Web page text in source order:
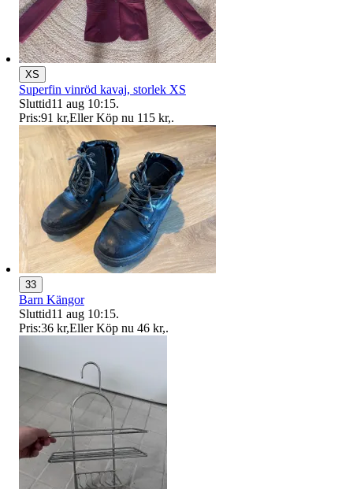
XS
Superfin vinröd kavaj, storlek XS
Sluttid11 aug 10:15.
Pris:91 kr,Eller Köp nu 115 kr,.
33
Barn Kängor
Sluttid11 aug 10:15.
Pris:36 kr,Eller Köp nu 46 kr,.